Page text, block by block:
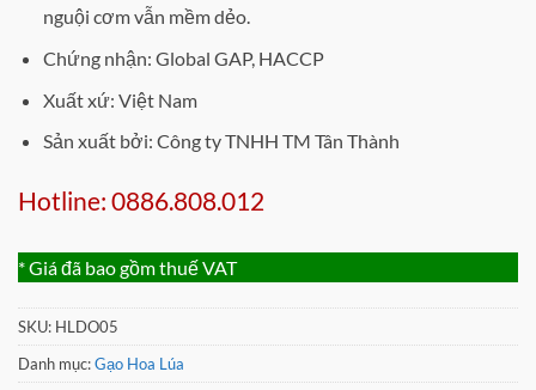
nguội cơm vẫn mềm dẻo.
Chứng nhận: Global GAP, HACCP
Xuất xứ: Việt Nam
Sản xuất bởi: Công ty TNHH TM Tân Thành
Hotline: 0886.808.012
* Giá đã bao gồm thuế VAT
SKU: HLDO05
Danh mục:Gạo Hoa Lúa